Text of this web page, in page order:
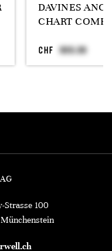
DAVINES ANC
CHART
CHF
Strasse 100